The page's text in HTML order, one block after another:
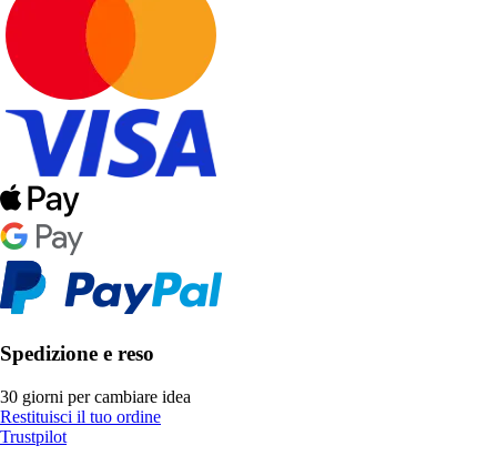
Spedizione e reso
30 giorni per cambiare idea
Restituisci il tuo ordine
Trustpilot